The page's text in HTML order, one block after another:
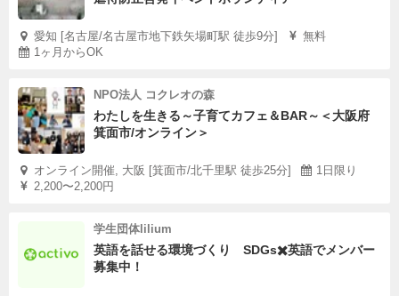
愛知 [名古屋/名古屋市地下鉄矢場町駅 徒歩9分]
無料
1ヶ月からOK
NPO法人 コクレオの森
わたしを生きる～子育てカフェ＆BAR～＜大阪府
箕面市/オンライン＞
オンライン開催, 大阪 [箕面市/北千里駅 徒歩25分]
1日限り
2,200〜2,200円
学生団体lilium
英語を話せる環境づくり SDGs✖️英語でメンバー
募集中！